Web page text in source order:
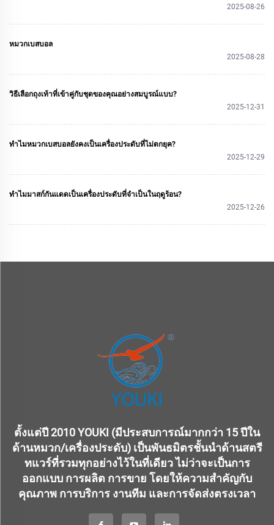
2025-08-26
หมวกเบสบอล
2025-08-28
วิธีเลือกถุงเท้าที่เข้าคู่กับชุดของคุณอย่างสมบูรณ์แบบ?
2025-12-31
ทำไมหมวกเบสบอลยังคงเป็นเครื่องประดับที่ไม่ตกยุค?
2025-12-29
ทำไมมาสก์กันแดดเป็นเครื่องประดับที่จำเป็นในฤดูร้อน?
2025-12-26
ตั้งแต่ปี 2010 YOUKI (มีประสบการณ์มากกว่า 15 ปีใน
ด้านหมวก/เครื่องประดับ) เป็นพันธมิตรชั้นนำด้านสตรี
ทแวร์ที่รวมทุกอย่างไว้ในที่เดียว ไม่ว่าจะเป็นการ
ออกแบบ การผลิต การขาย โดยให้ความสำคัญกับ
คุณภาพ การบริการ งานทีม และการจัดส่งตรงเวลา